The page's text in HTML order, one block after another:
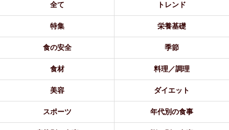
全て トレンド
特集 栄養基礎
食の安全 季節
食材 料理／調理
美容 ダイエット
スポーツ 年代別の食事